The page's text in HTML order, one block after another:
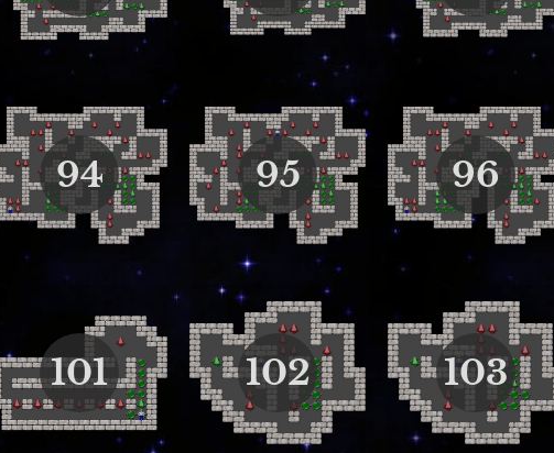
94 95 96
101 102 103